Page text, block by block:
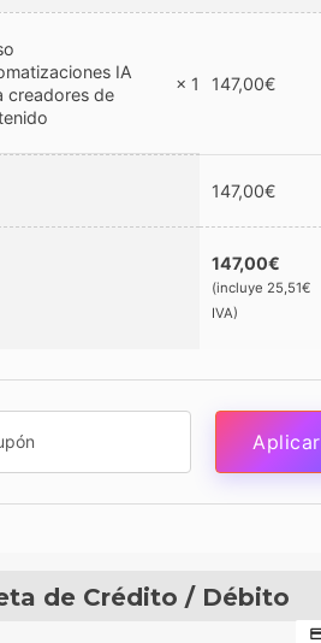
IA
creadores de
× 1 147,00€
147,00€
147,00€
(incluye 25,51€
IVA)
Aplicar
de Crédito / Débito